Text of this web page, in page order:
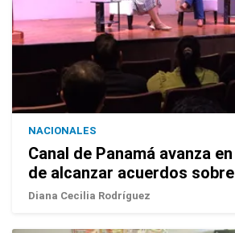
NACIONALES
Canal de Panamá avanza
de alcanzar acuerdos
Diana Cecilia Rodríguez